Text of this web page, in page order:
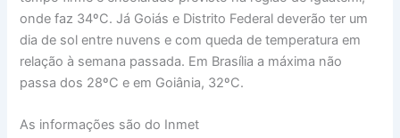
onde faz 34ºC. Já Goiás e Distrito Federal deverão ter um
dia de sol entre nuvens e com queda de temperatura em
relação à semana passada. Em Brasília a máxima não
passa dos 28ºC e em Goiânia, 32ºC.
As informações são do Inmet